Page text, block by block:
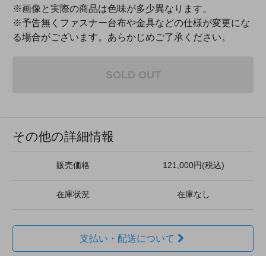
※画像と実際の商品は色味が多少異なります。
※予告無くファスナー台布や金具などの仕様が変更にな
る場合がございます。あらかじめご了承ください。
SOLD OUT
その他の詳細情報
販売価格 121,000円(税込)
在庫状況 在庫なし
支払い・配送について